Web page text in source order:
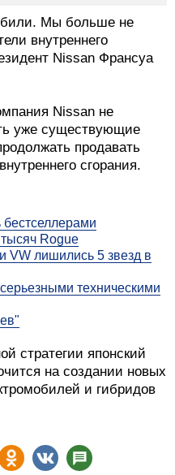
Мы больше не
внутреннего
Nissan Франсуа
Nissan не
уже существующие
продавать
сгорания.
бестселлерами
Rogue
VW лишились 5 звезд в
техническими
стратегии японский
на создании новых
и гибридов